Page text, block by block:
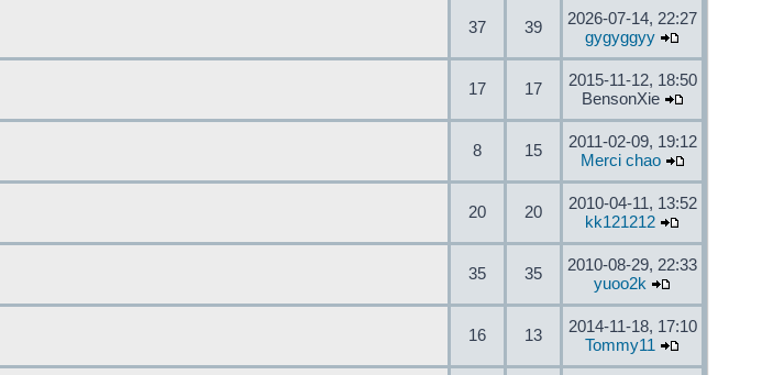
37 39
2026-07-14, 22:27
gygyggyy
17 17
2015-11-12, 18:50
BensonXie
8 15
2011-02-09, 19:12
Merci chao
20 20
2010-04-11, 13:52
kk121212
35 35
2010-08-29, 22:33
yuoo2k
16 13
2014-11-18, 17:10
Tommy11